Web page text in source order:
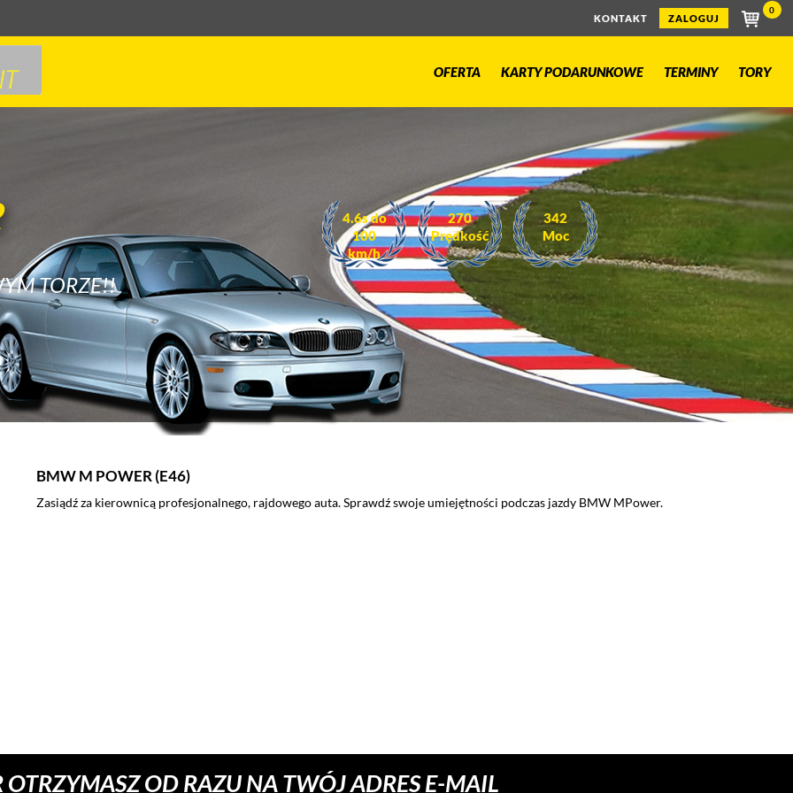
KONTAKT ZALOGUJ
0
OFERTA KARTY PODARUNKOWE TERMINY TORY
TORZE!!
3.9s do
100
km/h
220
Prędkość
240
Moc
podczas jazdy BMW MPower.
Wybierz jazdę KTM X-BOW i zasiądź za kierownicą wyjątkowego samochodu jakim jest KTM X-
OTRZYMASZ OD RAZU NA TWÓJ ADRES E-MAIL